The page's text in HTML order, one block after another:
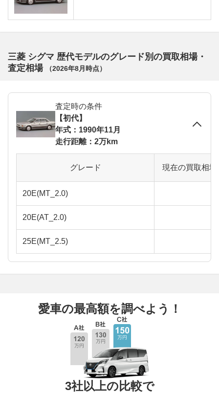
三菱 シグマ 歴代モデルのグレード別の買取相場・
査定相場
（2026年8月 時点）
査定時の条件
【初代】
年式：1990年11月
走行距離：2万km
グレード 現在の買取相
20E(MT_2.0)
20E(AT_2.0)
25E(MT_2.5)
愛車の最高額を調べよう！
3社以上の比較で